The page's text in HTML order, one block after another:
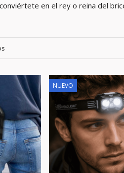
en el rey o reina del
NUEVO